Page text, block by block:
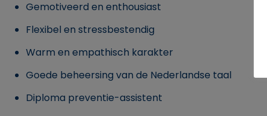
Gemotiveerd en enthousiast
Flexibel en stressbestendig
Warm en empathisch karakter
Goede beheersing van de Nederlandse taal
Diploma preventie-assistent